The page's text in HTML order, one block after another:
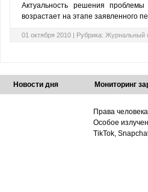
Актуальность решения проблемы
возрастает на этапе заявленного
01 октября 2010 | Рубрика: Журнальный
Новости дня Мониторинг
Права
Особое
TikTok,